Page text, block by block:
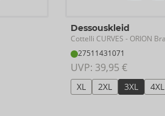
Dessouskleid
Cottelli CURVES - ORION
27511431071
UVP: 39,95 €
XL 2XL 3XL 4XL